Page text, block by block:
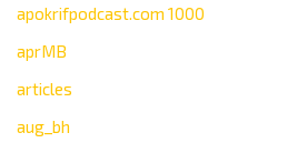
apokrifpodcast.com 1000
aprMB
articles
aug_bh